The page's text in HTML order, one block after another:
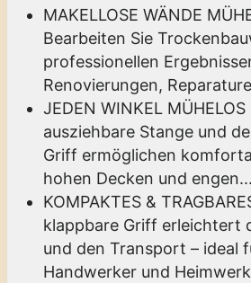
MAKELLOSE WÄNDE
Bearbeiten Sie
professionellen
Renovierungen,
JEDEN WINKEL MÜHELOS
ausziehbare Stange und
Griff ermöglichen
hohen Decken und engen...
KOMPAKTES &
klappbare Griff erleichtert
und den Transport – ideal
Handwerker und